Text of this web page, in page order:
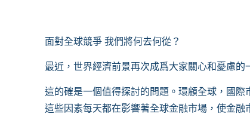
面對全球競爭 我們將何去何從？
最近，世界經濟前景再次成爲大家關心和憂慮的
這的確是一個值得探討的問題。環顧全球，國
這些因素每天都在影響著全球金融市場，使金融